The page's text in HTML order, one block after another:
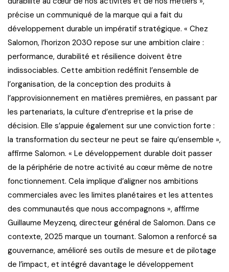
précise un communiqué de la marque qui a fait du
développement durable un impératif stratégique. « Chez
Salomon, l’horizon 2030 repose sur une ambition claire :
performance, durabilité et résilience doivent être
indissociables. Cette ambition redéfinit l’ensemble de
l’organisation, de la conception des produits à
l’approvisionnement en matières premières, en passant par
les partenariats, la culture d’entreprise et la prise de
décision. Elle s’appuie également sur une conviction forte :
la transformation du secteur ne peut se faire qu’ensemble »,
affirme Salomon. « Le développement durable doit passer
de la périphérie de notre activité au cœur même de notre
fonctionnement. Cela implique d’aligner nos ambitions
commerciales avec les limites planétaires et les attentes
des communautés que nous accompagnons », affirme
Guillaume Meyzenq, directeur général de Salomon. Dans ce
contexte, 2025 marque un tournant. Salomon a renforcé sa
gouvernance, amélioré ses outils de mesure et de pilotage
de l’impact, et intégré davantage le développement